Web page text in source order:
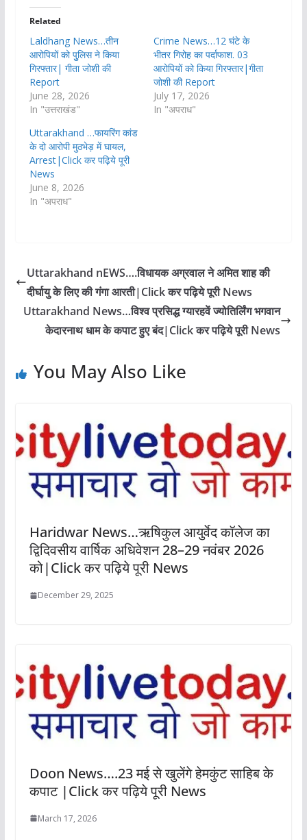
Related
Laldhang News…तीन
आरोपियों को पुुलिस ने किया
गिरफ्तार| गीता जोशी की
Report
June 28, 2026
In "उत्तराखंड"
Crime News…12 घंटे के
भीतर गिरोह का पर्दाफाश. 03
आरोपियों को किया गिरफ्तार|गीता
जोशी की Report
July 17, 2026
In "अपराध"
Uttarakhand …फायरिंग कांड
के दो आरोपी मुठभेड़ में घायल,
Arrest|Click कर पढ़िये पूरी
News
June 8, 2026
In "अपराध"
Uttarakhand nEWS….विधायक अग्रवाल ने अमित शाह की
दीर्घायु के लिए की गंगा आरती|Click कर पढ़िये पूरी News
Uttarakhand News…विश्व प्रसिद्ध ग्यारहवें ज्योतिर्लिंग भगवान
केदारनाथ धाम के कपाट हुए बंद|Click कर पढ़िये पूरी News
You May Also Like
‎Haridwar News…ऋषिकुल आयुर्वेद कॉलेज का
द्विदिवसीय वार्षिक अधिवेशन 28–29 नवंबर 2026
को|Click कर पढ़िये पूरी News
December 29, 2025
Doon News….23 मई से खुलेंगे हेमकुंट साहिब के
कपाट |Click कर पढ़िये पूरी News
March 17, 2026